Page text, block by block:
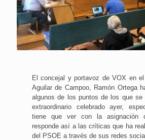
El concejal y portavoz de VOX en
Aguilar de Campoo, Ramón Ortega
algunos de los puntos de los que se
extraordinario celebrado ayer,
tiene que ver con la asignación
responde así a las críticas que ha
del PSOE a través de sus redes